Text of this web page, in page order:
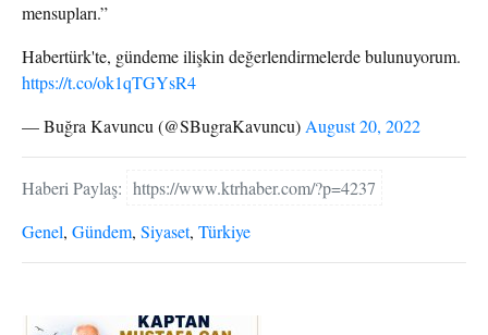
mensupları.”
Habertürk'te, gündeme ilişkin değerlendirmelerde bulunuyorum.
https://t.co/ok1qTGYsR4
— Buğra Kavuncu (@SBugraKavuncu) August 20, 2022
Haberi Paylaş: https://www.ktrhaber.com/?p=4237
Genel, Gündem, Siyaset, Türkiye